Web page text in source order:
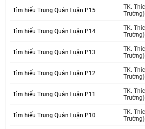
Tìm hiểu Trung Quán Luận P15
TK.
Trường)
Tìm hiểu Trung Quán Luận P14
TK.
Trường)
Tìm hiểu Trung Quán Luận P13
TK.
Trường)
Tìm hiểu Trung Quán Luận P12
TK.
Trường)
Tìm hiểu Trung Quán Luận P11
TK.
Trường)
Tìm hiểu Trung Quán Luận P10
TK.
Trường)